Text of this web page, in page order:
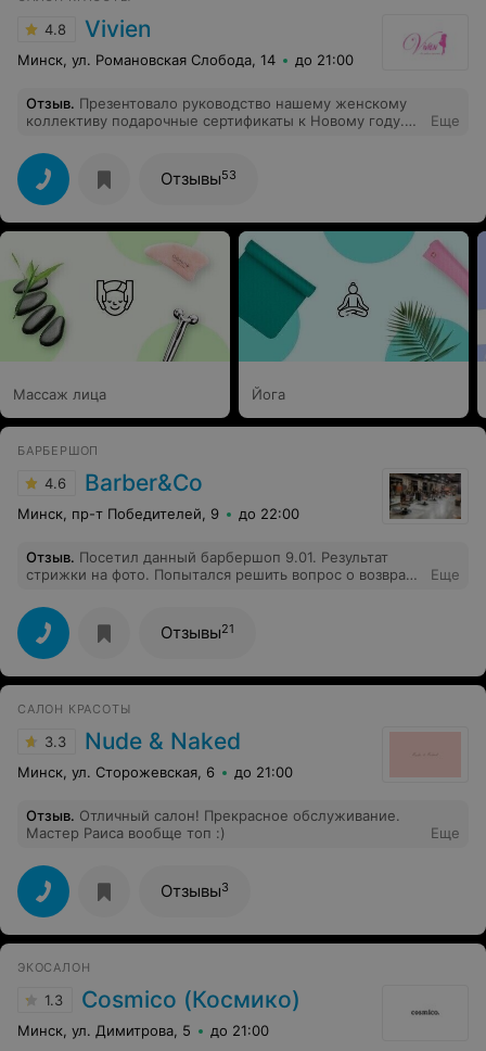
4.8 Vivien
Минск, ул. Романовская Слобода, 14 до 21:00
Отзыв. Презентовало руководство нашему женскому
коллективу подарочные сертификаты к Новому году.
красоты "Вивиен" за великолепное обслуживание.
Отдельная благодарность Славе и Инне, а также Ольге
- все было на высшем уровне, и массажи, и спа-уходы!
Еще
Отзывы53
Массаж лица Йога
БАРБЕРШОП
4.6 Barber&Co
Минск, пр-т Победителей, 9 до 22:00
Отзыв. Посетил данный барбершоп 9.01. Результат
стрижки на фото. Попытался решить вопрос о возврате
не пошел. Не рекомендую это место.
Еще
Отзывы21
САЛОН КРАСОТЫ
3.3 Nude & Naked
Минск, ул. Сторожевская, 6 до 21:00
Отзыв. Отличный салон! Прекрасное обслуживание.
Мастер Раиса вообще топ :)
Еще
Отзывы3
ЭКОСАЛОН
1.3 Cosmico (Космико)
Минск, ул. Димитрова, 5 до 21:00